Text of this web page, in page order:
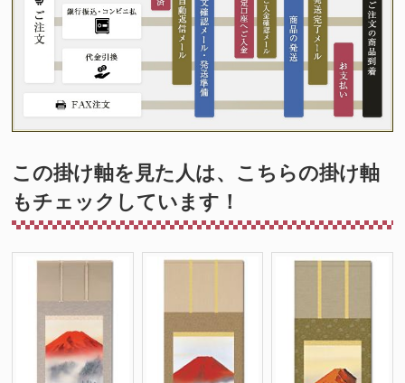
この掛け軸を見た人は、こちらの掛け軸
もチェックしています！